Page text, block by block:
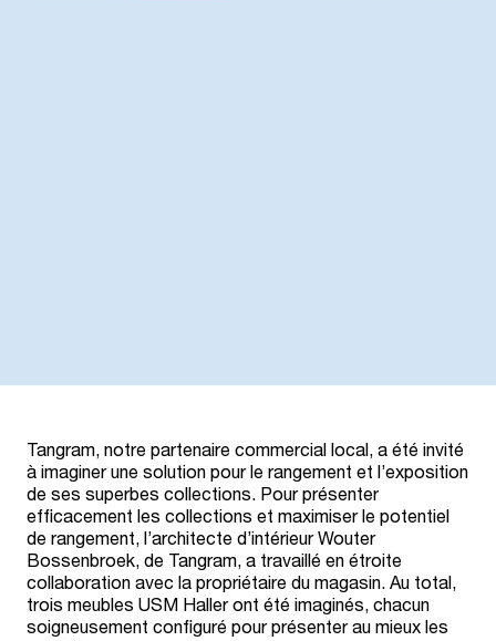
Tangram, notre partenaire commercial local, a été invité
à imaginer une solution pour le rangement et l’exposition
de ses superbes collections. Pour présenter
efficacement les collections et maximiser le potentiel
de rangement, l’architecte d’intérieur Wouter
Bossenbroek, de Tangram, a travaillé en étroite
collaboration avec la propriétaire du magasin. Au total,
trois meubles USM Haller ont été imaginés, chacun
soigneusement configuré pour présenter au mieux les